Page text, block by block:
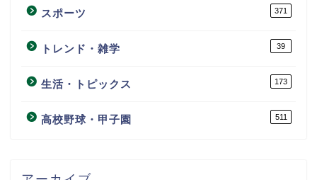
スポーツ 371
トレンド・雑学 39
生活・トピックス 173
高校野球・甲子園 511